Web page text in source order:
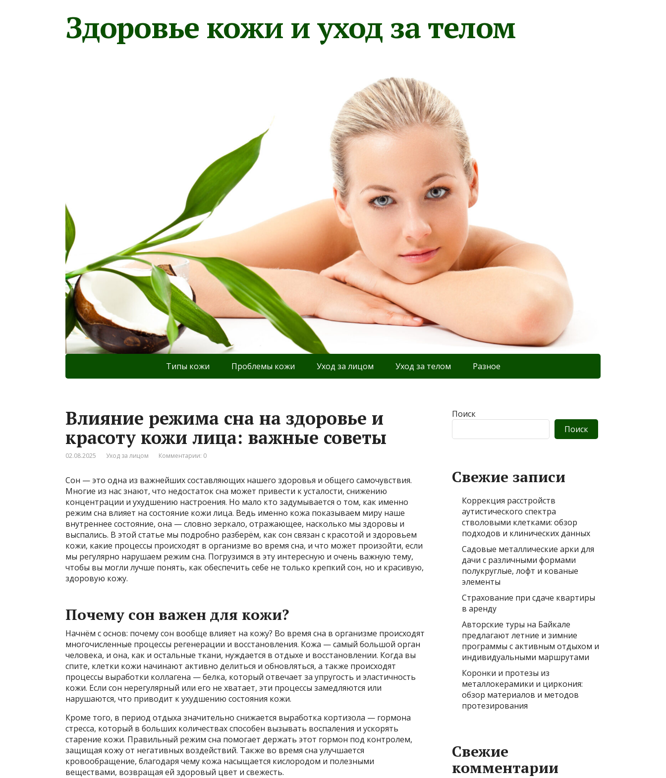
Здоровье кожи и уход за телом
Типы кожи Проблемы кожи Уход за лицом Уход за телом Разное
Влияние режима сна на здоровье и
красоту кожи лица: важные советы
02.08.2025 Уход за лицом Комментарии: 0
Сон — это одна из важнейших составляющих нашего здоровья и общего самочувствия.
Многие из нас знают, что недостаток сна может привести к усталости, снижению
концентрации и ухудшению настроения. Но мало кто задумывается о том, как именно
режим сна влияет на состояние кожи лица. Ведь именно кожа показываем миру наше
внутреннее состояние, она — словно зеркало, отражающее, насколько мы здоровы и
выспались. В этой статье мы подробно разберём, как сон связан с красотой и здоровьем
кожи, какие процессы происходят в организме во время сна, и что может произойти, если
мы регулярно нарушаем режим сна. Погрузимся в эту интересную и очень важную тему,
чтобы вы могли лучше понять, как обеспечить себе не только крепкий сон, но и красивую,
здоровую кожу.
Почему сон важен для кожи?
Начнём с основ: почему сон вообще влияет на кожу? Во время сна в организме происходят
многочисленные процессы регенерации и восстановления. Кожа — самый большой орган
человека, и она, как и остальные ткани, нуждается в отдыхе и восстановлении. Когда вы
спите, клетки кожи начинают активно делиться и обновляться, а также происходят
процессы выработки коллагена — белка, который отвечает за упругость и эластичность
кожи. Если сон нерегулярный или его не хватает, эти процессы замедляются или
нарушаются, что приводит к ухудшению состояния кожи.
Кроме того, в период отдыха значительно снижается выработка кортизола — гормона
стресса, который в больших количествах способен вызывать воспаления и ускорять
старение кожи. Правильный режим сна помогает держать этот гормон под контролем,
защищая кожу от негативных воздействий. Также во время сна улучшается
кровообращение, благодаря чему кожа насыщается кислородом и полезными
веществами, возвращая ей здоровый цвет и свежесть.
Поиск
Поиск
Свежие записи
Коррекция расстройств
аутистического спектра
стволовыми клетками: обзор
подходов и клинических данных
Садовые металлические арки для
дачи с различными формами
полукруглые, лофт и кованые
элементы
Страхование при сдаче квартиры
в аренду
Авторские туры на Байкале
предлагают летние и зимние
программы с активным отдыхом и
индивидуальными маршрутами
Коронки и протезы из
металлокерамики и циркония:
обзор материалов и методов
протезирования
Свежие
комментарии